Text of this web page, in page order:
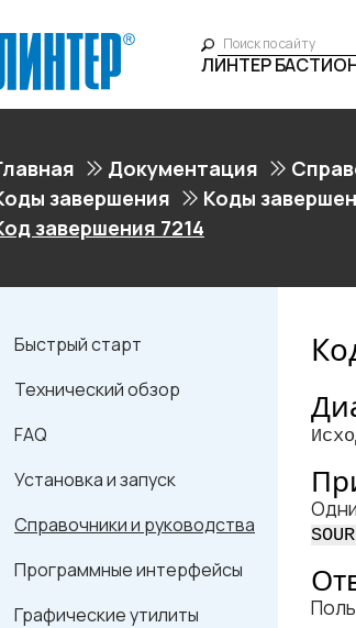
ЛИНТЕР
Документация
завершения
Коды
завершения 7214
Быстрый старт
Технический обзор
FAQ
Установка и запуск
Справочники и руководства
Программные интерфейсы
Графические утилиты